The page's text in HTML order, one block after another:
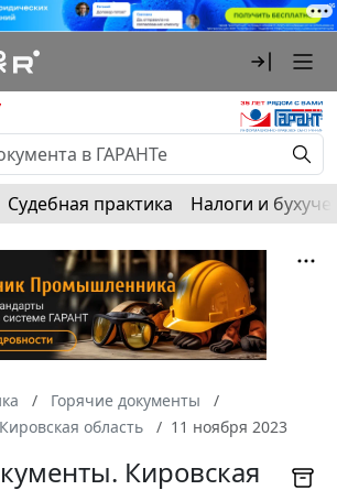
Судебная практика Налоги и
Горячие документы
Кировская область 11 ноября 2023
Кировская